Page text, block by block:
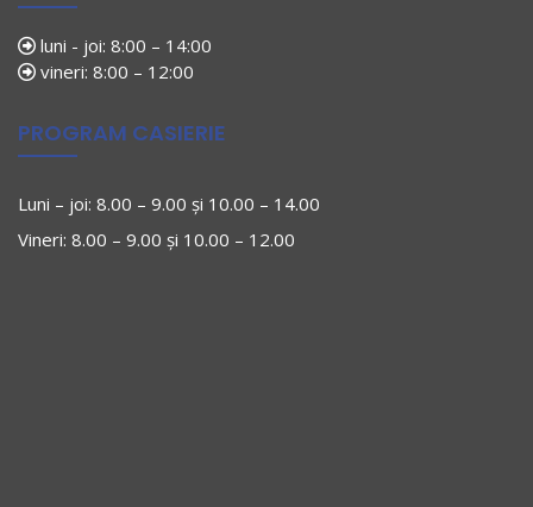
luni - joi: 8:00 – 14:00
vineri: 8:00 – 12:00
PROGRAM CASIERIE
Luni – joi: 8.00 – 9.00 și 10.00 – 14.00
Vineri: 8.00 – 9.00 și 10.00 – 12.00